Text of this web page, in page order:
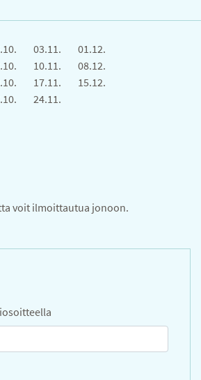
03.11.
10.11.
17.11.
24.11.
01.12.
08.12.
15.12.
voit ilmoittautua jonoon.